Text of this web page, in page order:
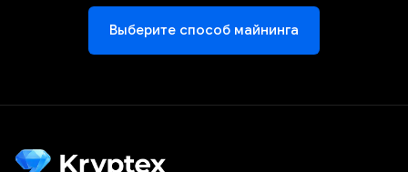
Выберите способ майнинга